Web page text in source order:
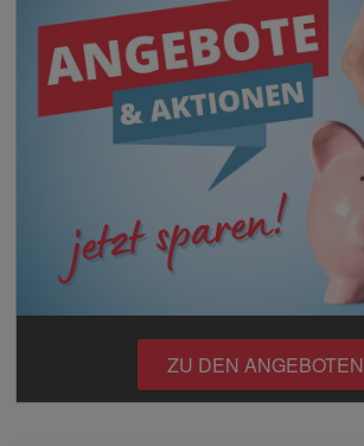
ZU DEN ANGEBOTEN